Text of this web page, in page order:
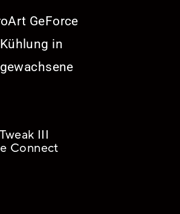
GeForce
in
III
Connect